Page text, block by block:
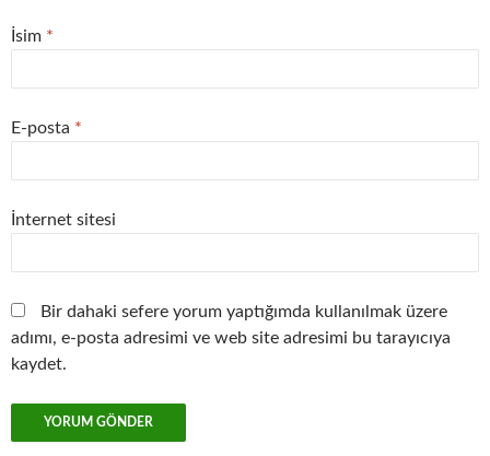
İsim *
E-posta *
İnternet sitesi
Bir dahaki sefere yorum yaptığımda kullanılmak üzere
adımı, e-posta adresimi ve web site adresimi bu tarayıcıya
kaydet.